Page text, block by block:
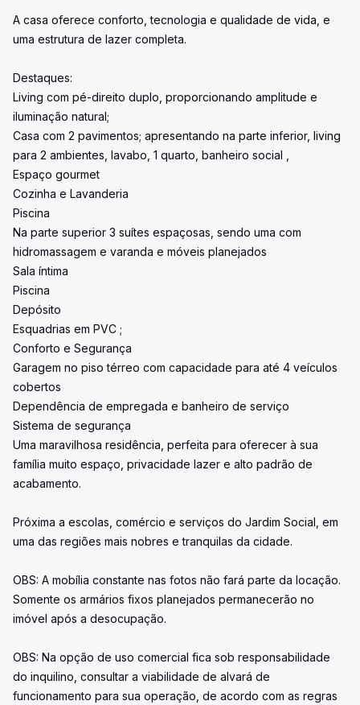
A casa oferece conforto, tecnologia e qualidade de vida, e
uma estrutura de lazer completa.
Destaques:
Living com pé-direito duplo, proporcionando amplitude e
iluminação natural;
Casa com 2 pavimentos; apresentando na parte inferior, living
para 2 ambientes, lavabo, 1 quarto, banheiro social ,
Espaço gourmet
Cozinha e Lavanderia
Piscina
Na parte superior 3 suítes espaçosas, sendo uma com
hidromassagem e varanda e móveis planejados
Sala íntima
Piscina
Depósito
Esquadrias em PVC ;
Conforto e Segurança
Garagem no piso térreo com capacidade para até 4 veículos
cobertos
Dependência de empregada e banheiro de serviço
Sistema de segurança
Uma maravilhosa residência, perfeita para oferecer à sua
família muito espaço, privacidade lazer e alto padrão de
acabamento.
Próxima a escolas, comércio e serviços do Jardim Social, em
uma das regiões mais nobres e tranquilas da cidade.
OBS: A mobília constante nas fotos não fará parte da locação.
Somente os armários fixos planejados permanecerão no
imóvel após a desocupação.
OBS: Na opção de uso comercial fica sob responsabilidade
do inquilino, consultar a viabilidade de alvará de
funcionamento para sua operação, de acordo com as regras